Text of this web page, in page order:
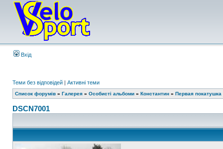
Вхід
Теми без відповідей | Активні теми
Список форумів » Галерея » Особисті альбоми » Константин » Первая покатушка
DSCN7001